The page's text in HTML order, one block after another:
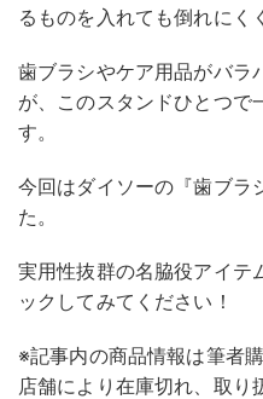
るものを入れても倒れにく
歯ブラシやケア用品がバラ
が、このスタンドひとつで
す。
今回はダイソーの『歯ブラ
た。
実用性抜群の名脇役アイテ
ックしてみてください！
※記事内の商品情報は筆者
店舗により在庫切れ、取り